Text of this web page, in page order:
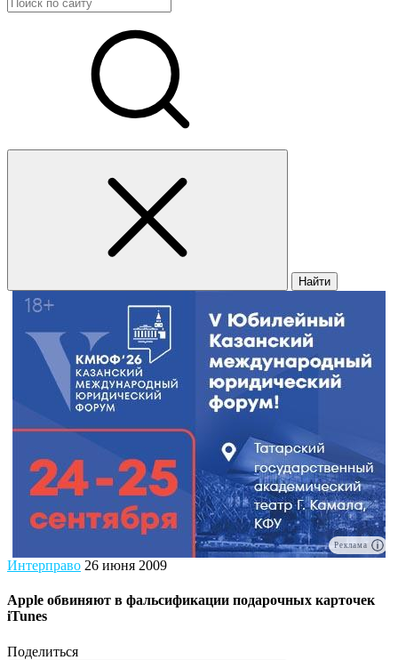
Найти
Реклама
Интерправо 26 июня 2009
Apple обвиняют в фальсификации подарочных карточек
iTunes
Поделиться